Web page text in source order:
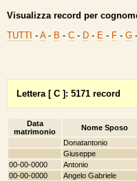
Visualizza record per
TUTTI - A- B - C - D - E - F - G -
Lettera [ C ]: 5171 record
Data
matrimonio
Nome Sposo
Donatantonio
Giuseppe
00-00-0000
Antonio
00-00-0000
Angelo Gabriele